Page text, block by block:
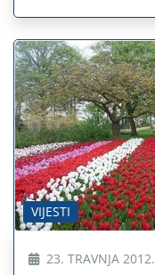
VIJESTI
23. TRAVNJA 2012.